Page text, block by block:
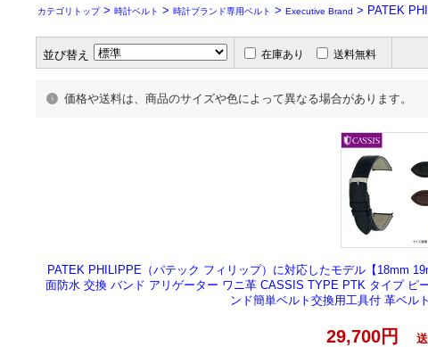
カテゴリトップ> 時計ベルト > 時計ブランド専用ベルト > Executive Brand > PATEK
並び替え 在庫あり 送料無料
価格や送料は、商品のサイズや色によって異なる場合があります。
PATEK PHILIPPE（パテック フィリップ）に対応したモデル【18mm
面防水 交換 バンド アリゲーター ワニ革 CASSIS TYPE PTK タイプ ピ
ンド簡単ベルト交換用工具付 革ベル
29,700円